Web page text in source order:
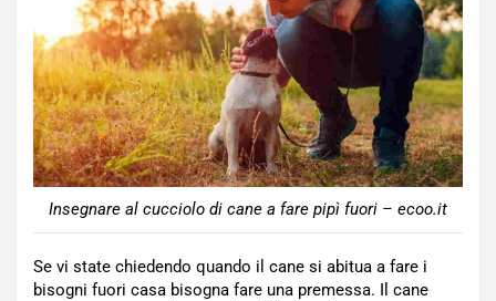
Insegnare al cucciolo di cane a fare pipì fuori – ecoo.it
Se vi state chiedendo quando il cane si abitua a fare i
bisogni fuori casa bisogna fare una premessa. Il cane